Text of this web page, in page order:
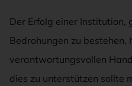
Der Erfolg einer Institution,
Bedrohungen zu bestehen,
verantwortungsvollen
dies zu unterstützen sollte